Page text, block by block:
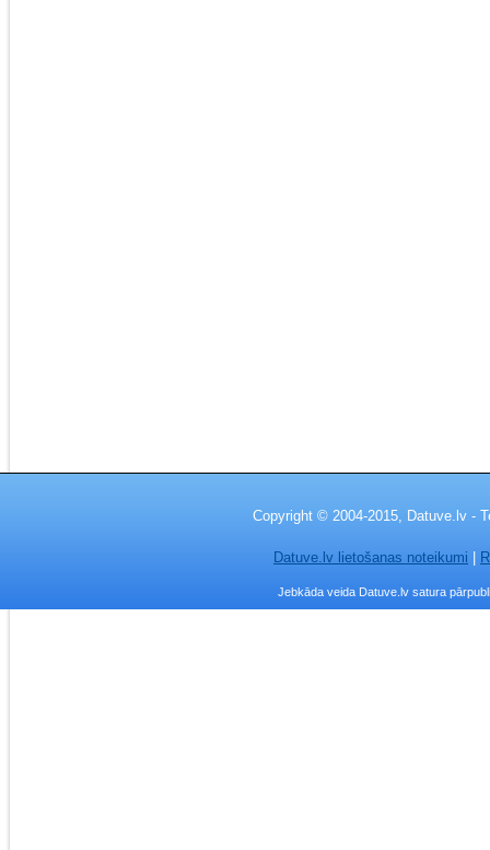
Copyright © 2004-2015, Datuve.lv -
Datuve.lv lietošanas noteikumi
Jebkāda veida Datuve.lv satura